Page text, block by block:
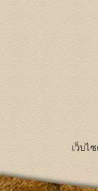
เว็บไ